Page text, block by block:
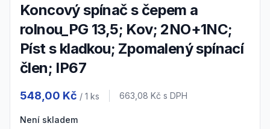
Koncový spínač s čepem a
rolnou_PG 13,5; Kov; 2NO+1NC;
Píst s kladkou; Zpomalený spínací
člen; IP67
548,00 Kč / 1 ks Cena s DPH
663,08 Kč s DPH
Není skladem